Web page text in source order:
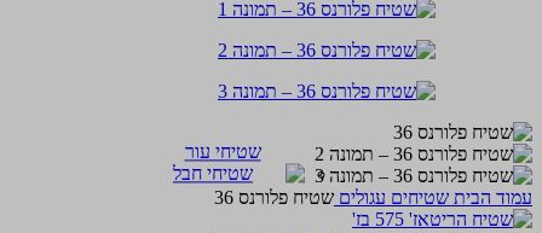
שטיחי עור
עמוד הבית שטיחים עגולים שטיח פלורנס 36